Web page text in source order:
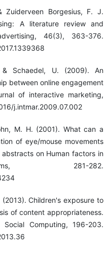
Zuiderveen Borgesius, F. J.
A literature review and
46(3), 363-376.
Schaedel, U. (2009). An
between online engagement
of interactive marketing,
j.intmar.2009.07.002
M. H. (2001). What can a
of eye/mouse movements
on Human factors in
281-282.
Children's exposure to
of content appropriateness.
Computing, 196-203.